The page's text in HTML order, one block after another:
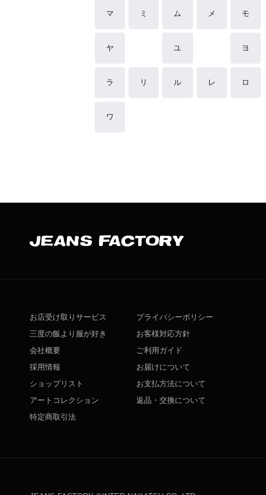
マ ミ ム メ モ
ヤ ユ ヨ
ラ リ ル レ ロ
ワ
お店受け取りサービス
三度の飯より服が好き
会社概要
採用情報
ショップリスト
アートコレクション
特定商取引法
プライバシーポリシー
お客様対応方針
ご利用ガイド
お届けについて
お支払方法について
返品・交換について